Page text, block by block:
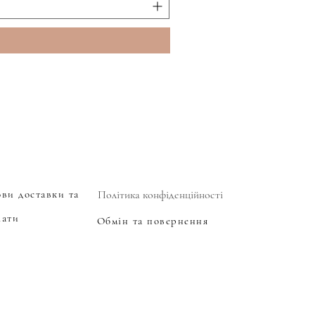
доставки та
Політика конфіденційності
Обмін та повернення